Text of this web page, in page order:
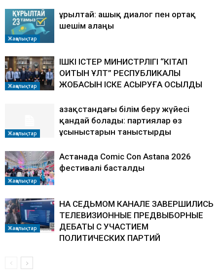
Жаңалықтар
Құрылтай: ашық диалог пен ортақ
шешім алаңы
Жаңалықтар
ІШКІ ІСТЕР МИНИСТРЛІГІ “КІТАП
ОҚИТЫН ҰЛТ” РЕСПУБЛИКАЛЫҚ
ЖОБАСЫН ІСКЕ АСЫРУҒА ҚОСЫЛДЫ
Жаңалықтар
Қазақстандағы білім беру жүйесі
қандай болады: партиялар өз
ұсыныстарын таныстырды
Жаңалықтар
Астанада Comic Con Astana 2026
фестивалі басталды
Жаңалықтар
НА СЕДЬМОМ КАНАЛЕ ЗАВЕРШИЛИСЬ
ТЕЛЕВИЗИОННЫЕ ПРЕДВЫБОРНЫЕ
ДЕБАТЫ С УЧАСТИЕМ
ПОЛИТИЧЕСКИХ ПАРТИЙ